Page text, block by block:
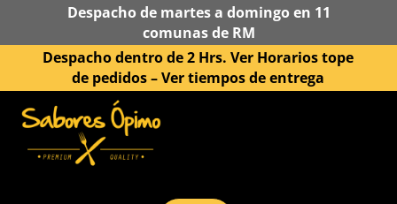
Despacho de martes a domingo en 11
comunas de RM
Despacho dentro de 2 Hrs. Ver Horarios tope
de pedidos –Ver tiempos de entrega